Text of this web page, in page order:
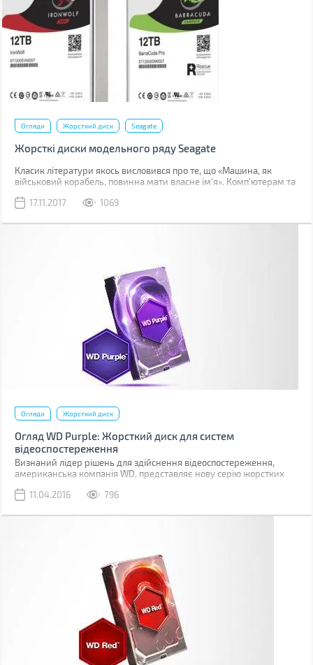
Огляди Жорсткий диск Seagate
Жорсткі диски модельного ряду Seagate
Класик літератури якось висловився про те, що «Машина, як
військовий корабель, повинна мати власне ім'я». Комп'ютерам та
стоять не просто цифри, а й конкретна характеристика. Зрештою,
Грамотні творці прагнуть виділяти параметри своїх товарів
нам повинні про щось говорити. Вибір тепер набагато більш
різноманітний, ніж за часів магнітних накопичувачів, а ПЗ
сьогоднішнього дня більш складне, ніж два десятки років назад.
17.11.2017 1069
Огляди Жорсткий диск
Огляд WD Purple: Жорсткий диск для систем
відеоспостереження
Визнаний лідер рішень для здійснення відеоспостереження,
американська компанія WD, представляє нову серію жорстких
відеоспостереження.
11.04.2016 796